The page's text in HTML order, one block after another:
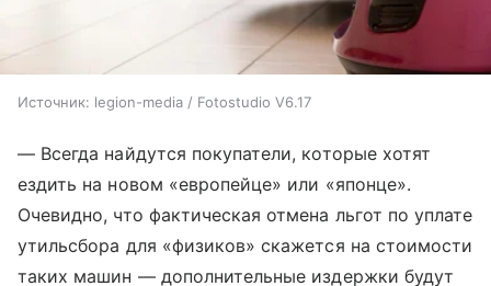
Источник: legion-media / Fotostudio V6.17
— Всегда найдутся покупатели, которые хотят
ездить на новом «европейце» или «японце».
Очевидно, что фактическая отмена льгот по уплате
утильсбора для «физиков» скажется на стоимости
таких машин — дополнительные издержки будут